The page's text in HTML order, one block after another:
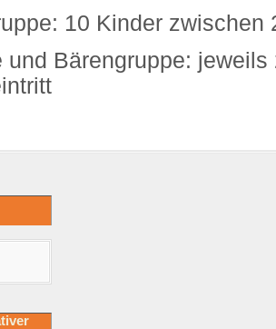
10 Kinder zwischen
und Bärengruppe: